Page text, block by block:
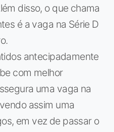
disso, o que chama
é a vaga na Série D
antecipadamente
com melhor
uma vaga na
assim uma
em vez de passar o